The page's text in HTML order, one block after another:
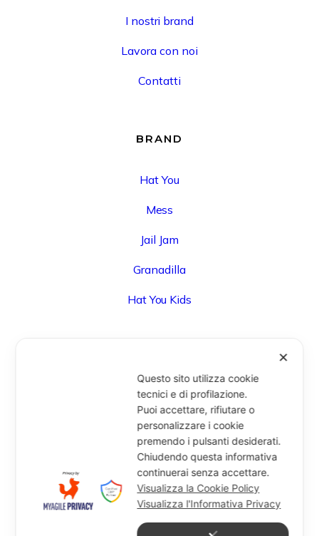
I nostri brand
Lavora con noi
Contatti
BRAND
Hat You
Mess
Jail Jam
Granadilla
Hat You Kids
Via Degli Speziali, 161 (Blocco 32 Centergross) -
40050 Funo di Argelato (BO) - Italy
info@miragesrl.com
+39 051 8651711
✕
Questo sito utilizza cookie
tecnici e di profilazione.
Puoi accettare, rifiutare o
personalizzare i cookie
premendo i pulsanti desiderati.
Chiudendo questa informativa
continuerai senza accettare.
Visualizza la Cookie Policy
Visualizza l'Informativa Privacy